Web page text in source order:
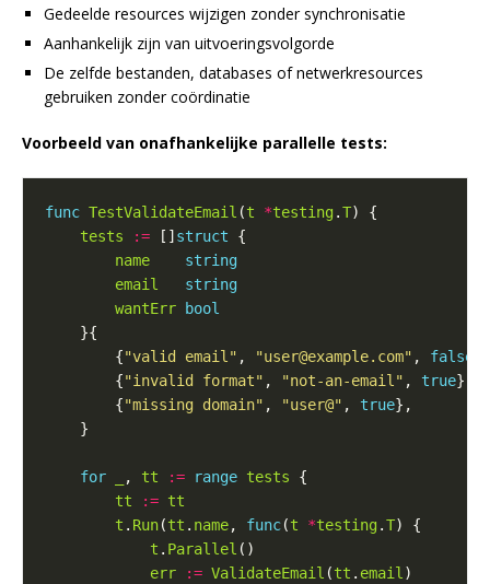
Gedeelde resources wijzigen zonder synchronisatie
Aanhankelijk zijn van uitvoeringsvolgorde
De zelfde bestanden, databases of netwerkresources
gebruiken zonder coördinatie
Voorbeeld van onafhankelijke parallelle tests:
func TestValidateEmail (t *testing.T
tests
:= [] struct
name
string
email
string
wantErr
bool
        {
"valid email" , "user@example.com" , false
        {
"invalid format" , "not-an-email" , true
        {
"missing domain" , "user@" , true
for , tt := range tests
tt
:= tt
t . Run(tt . name, func(t *testing.T
t . Parallel
err
:= ValidateEmail (tt . email